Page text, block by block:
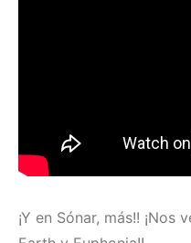
¡Y en Sónar, más!! ¡Nos